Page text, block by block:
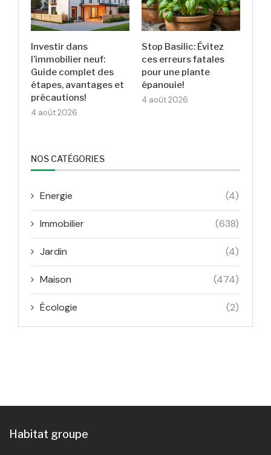
Investir dans
l’immobilier neuf:
Guide complet des
étapes, avantages et
précautions!
4 août 2026
Stop Basilic: Évitez
ces erreurs fatales
pour une plante
épanouie!
4 août 2026
NOS CATÉGORIES
Energie (4)
Immobilier (638)
Jardin (4)
Maison (474)
Écologie (2)
Habitat groupe